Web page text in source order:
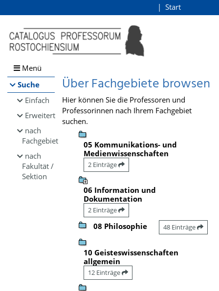
Browsen
direkt zum Inhalt
Start
Menü
Suche
Einfach
Erweitert
nach
Fachgebiet
nach
Fakultät /
Sektion
Über Fachgebiete browsen
Hier können Sie die Professoren und
Professorinnen nach Ihrem Fachgebiet
suchen.
05 Kommunikations- und
Medienwissenschaften
2 Einträge
06 Information und
Dokumentation
2 Einträge
08 Philosophie 48 Einträge
10 Geisteswissenschaften
allgemein
12 Einträge